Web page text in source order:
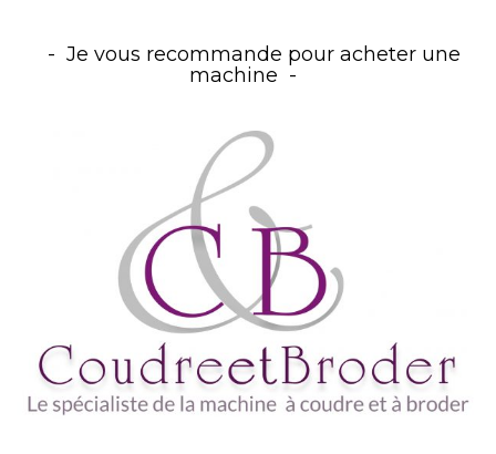
Je vous recommande pour acheter une
machine